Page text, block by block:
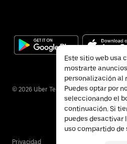
© 2026 Uber Technologies Inc.
Privacidad
Este sitio web usa
mostrarte
personalización al
Puedes optar por
seleccionando el
continuación. Si
puedes desactivar
uso compartido de